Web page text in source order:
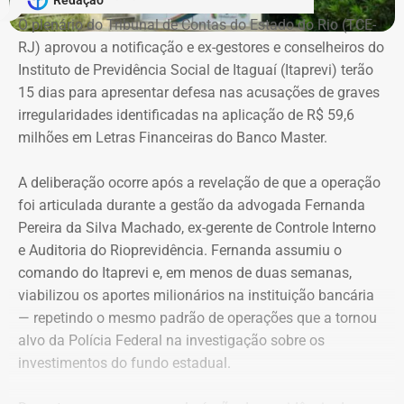
Brasil, Alex Ofredi Melim aparece como representante da
Melim Corretora de Seguros Ltda., empresa que atua no
setor de seguros e planos de saúde.
Declaração de bens de Alex Melim em 2026 — Foto:
Reprodução/Divulgacand
O plenário do Tribunal de Contas do Estado do Rio (TCE-
RJ) aprovou a notificação e ex-gestores e conselheiros do
Instituto de Previdência Social de Itaguaí (Itaprevi) terão
15 dias para apresentar defesa nas acusações de graves
irregularidades identificadas na aplicação de R$ 59,6
milhões em Letras Financeiras do Banco Master.
A deliberação ocorre após a revelação de que a operação
foi articulada durante a gestão da advogada Fernanda
Pereira da Silva Machado, ex-gerente de Controle Interno
e Auditoria do Rioprevidência. Fernanda assumiu o
comando do Itaprevi e, em menos de duas semanas,
viabilizou os aportes milionários na instituição bancária
— repetindo o mesmo padrão de operações que a tornou
alvo da Polícia Federal na investigação sobre os
investimentos do fundo estadual.